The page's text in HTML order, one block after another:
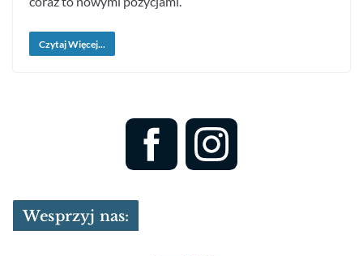
Czytaj Więcej...
Wesprzyj nas: